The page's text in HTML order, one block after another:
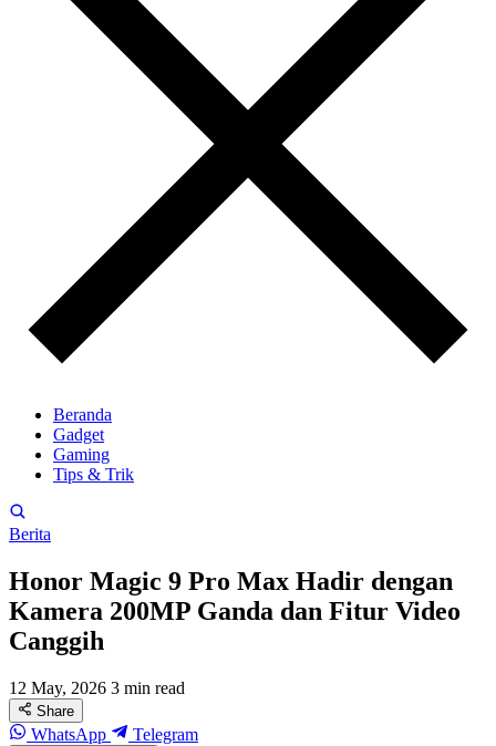
Beranda
Gadget
Gaming
Tips & Trik
Berita
Honor Magic 9 Pro Max Hadir dengan
Kamera 200MP Ganda dan Fitur Video
Canggih
12 May, 2026 3 min read
Share
WhatsApp Telegram